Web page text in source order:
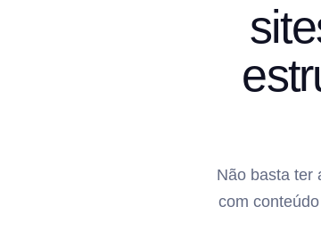
Não basta ter
com